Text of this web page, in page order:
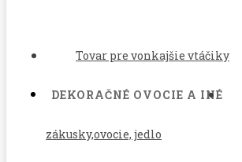
Tovar pre vonkajšie vtáčiky
DEKORAČNÉ OVOCIE A INÉ
zákusky,ovocie, jedlo